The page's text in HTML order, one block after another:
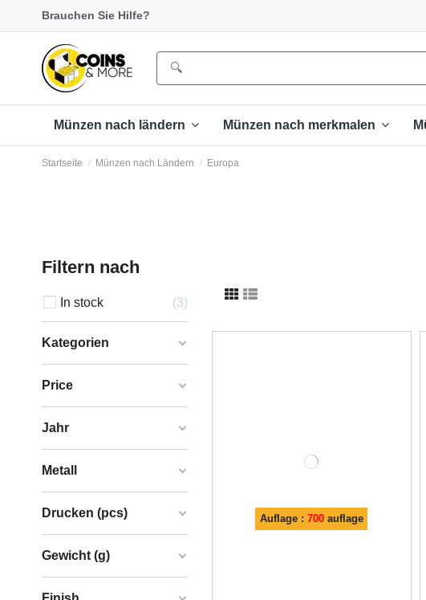
Brauchen Sie Hilfe?
Münzen nach ländern Münzen nach merkmalen
Startseite Münzen nach Ländern Europa
Auflage : 700auflage
Filtern nach
In stock 3
Kategorien
Price
Jahr
Metall
Drucken (pcs)
Gewicht (g)